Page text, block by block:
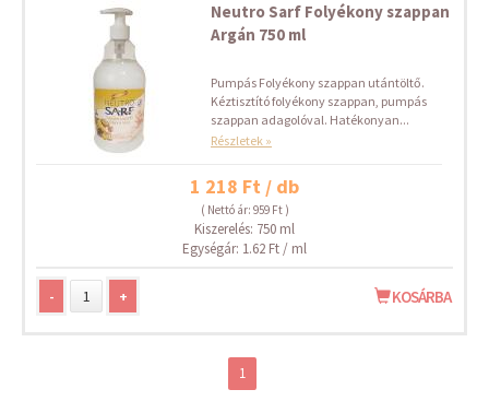
Neutro Sarf Folyékony szappan
Argán 750 ml
Pumpás Folyékony szappan utántöltő.
Kéztisztító folyékony szappan, pumpás
szappan adagolóval. Hatékonyan...
Részletek »
1 218 Ft / db
( Nettó ár: 959 Ft )
Kiszerelés: 750 ml
Egységár: 1.62 Ft / ml
- + KOSÁRBA
1